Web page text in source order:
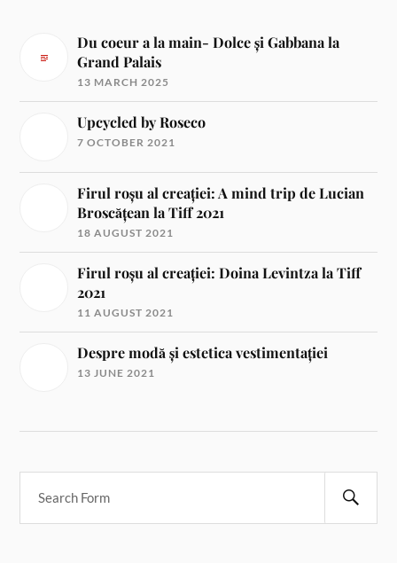
Du coeur a la main- Dolce și Gabbana la
Grand Palais
13 MARCH 2025
Upcycled by Roseco
7 OCTOBER 2021
Firul roșu al creației: A mind trip de Lucian
Broscățean la Tiff 2021
18 AUGUST 2021
Firul roșu al creației: Doina Levintza la Tiff
2021
11 AUGUST 2021
Despre modă și estetica vestimentației
13 JUNE 2021